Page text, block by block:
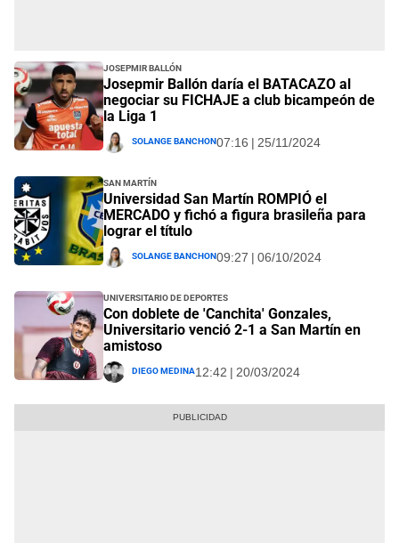
Josepmir Ballón
Josepmir Ballón daría el BATACAZO al
negociar su FICHAJE a club bicampeón de
la Liga 1
Solange Banchon07:16 | 25/11/2024
San Martín
Universidad San Martín ROMPIÓ el
MERCADO y fichó a figura brasileña para
lograr el título
Solange Banchon09:27 | 06/10/2024
Universitario de Deportes
Con doblete de 'Canchita' Gonzales,
Universitario venció 2-1 a San Martín en
amistoso
Diego Medina12:42 | 20/03/2024